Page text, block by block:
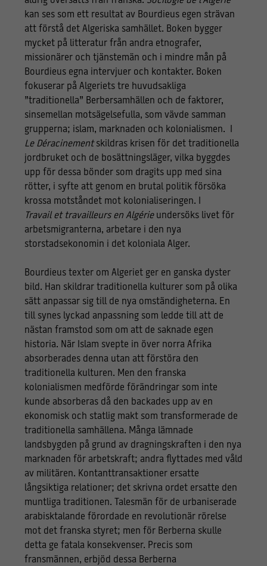
kan ses som ett resultat av Bourdieus egen strävan
att förstå det Algeriska samhället. Boken bygger
mycket på litteratur från andra etnografer,
missionärer och tjänstemän och i mindre mån på
Bourdieus egna intervjuer och kontakter. Boken
fokuserar på Algeriets tre huvudsakliga
”traditionella” Berbersamhällen och de faktorer,
sinsemellan motsägelsefulla, som vävde samman
grupperna; islam, marknaden och kolonialismen. I
Le Déracinementskildras krisen för det traditionella
jordbruket och de bosättningsläger, vilka byggdes
upp för dessa bönder som dragits upp med sina
rötter, i syfte att genom en brutal politik försöka
krossa motståndet mot kolonialiseringen. I
Travail et travailleurs en Algérieundersöks livet för
arbetsmigranterna, arbetare i den nya
storstadsekonomin i det koloniala Alger.
Bourdieus texter om Algeriet ger en ganska dyster
bild. Han skildrar traditionella kulturer som på olika
sätt anpassar sig till de nya omständigheterna. En
till synes lyckad anpassning som ledde till att de
nästan framstod som om att de saknade egen
historia. När Islam svepte in över norra Afrika
absorberades denna utan att förstöra den
traditionella kulturen. Men den franska
kolonialismen medförde förändringar som inte
kunde absorberas då den backades upp av en
ekonomisk och statlig makt som transformerade de
traditionella samhällena. Många lämnade
landsbygden på grund av dragningskraften i den nya
marknaden för arbetskraft; andra flyttades med våld
av militären. Kontanttransaktioner ersatte
långsiktiga relationer; det skrivna ordet ersatte den
muntliga traditionen. Talesmän för de urbaniserade
arabisktalande förordade en revolutionär rörelse
mot det franska styret; men för Berberna skulle
detta ge fatala konsekvenser. Precis som
fransmännen, erbjöd dessa Berberna